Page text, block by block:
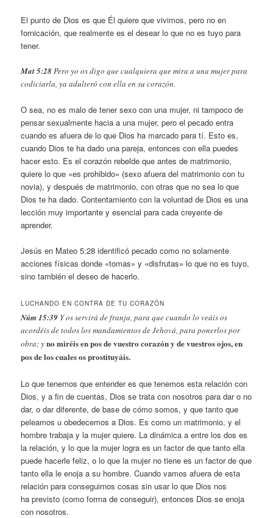
El punto de Dios es que Él quiere que vivimos, pero no en
fornicación, que realmente es el desear lo que no es tuyo para
tener.
Mat 5:28 Pero yo os digo que cualquiera que mira a una mujer para
codiciarla, ya adulteró con ella en su corazón.
O sea, no es malo de tener sexo con una mujer, ni tampoco de
pensar sexualmente hacia a una mujer, pero el pecado entra
cuando es afuera de lo que Dios ha marcado para tí. Esto es,
cuando Dios te ha dado una pareja, entonces con ella puedes
hacer esto. Es el corazón rebelde que antes de matrimonio,
quiere lo que «es prohibido» (sexo afuera del matrimonio con tu
novia), y después de matrimonio, con otras que no sea lo que
Dios te ha dado. Contentamiento con la voluntad de Dios es una
lección muy importante y esencial para cada creyente de
aprender.
Jesús en Mateo 5:28 identificó pecado como no solamente
acciones físicas donde «tomas» y «disfrutas» lo que no es tuyo,
sino también el deseo de hacerlo.
LUCHANDO EN CONTRA DE TU CORAZÓN
Núm 15:39 Y os servirá de franja, para que cuando lo veáis os
acordéis de todos los mandamientos de Jehová, para ponerlos por
obra; yno miréis en pos de vuestro corazón y de vuestros ojos, en
pos de los cuales os prostituyáis.
Lo que tenemos que entender es que tenemos esta relación con
Dios, y a fin de cuentas, Dios se trata con nosotros para dar o no
dar, o dar diferente, de base de cómo somos, y que tanto que
peleamos u obedecemos a Dios. Es como un matrimonio, y el
hombre trabaja y la mujer quiere. La dinámica a entre los dos es
la relación, y lo que la mujer logra es un factor de que tanto ella
puede hacerle feliz, o lo que la mujer no tiene es un factor de que
tanto ella le enoja a su hombre. Cuando vamos afuera de esta
relación para conseguirnos cosas sin usar lo que Dios nos
ha previsto (como forma de conseguir), entonces Dios se enoja
con nosotros.